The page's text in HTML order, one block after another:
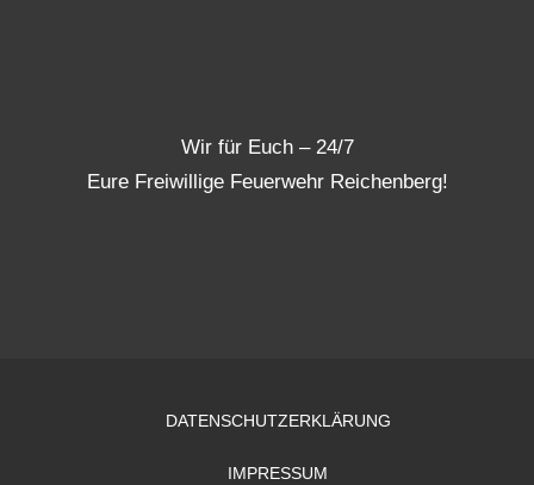
Wir für Euch – 24/7
Eure Freiwillige Feuerwehr Reichenberg!
DATENSCHUTZERKLÄRUNG
IMPRESSUM